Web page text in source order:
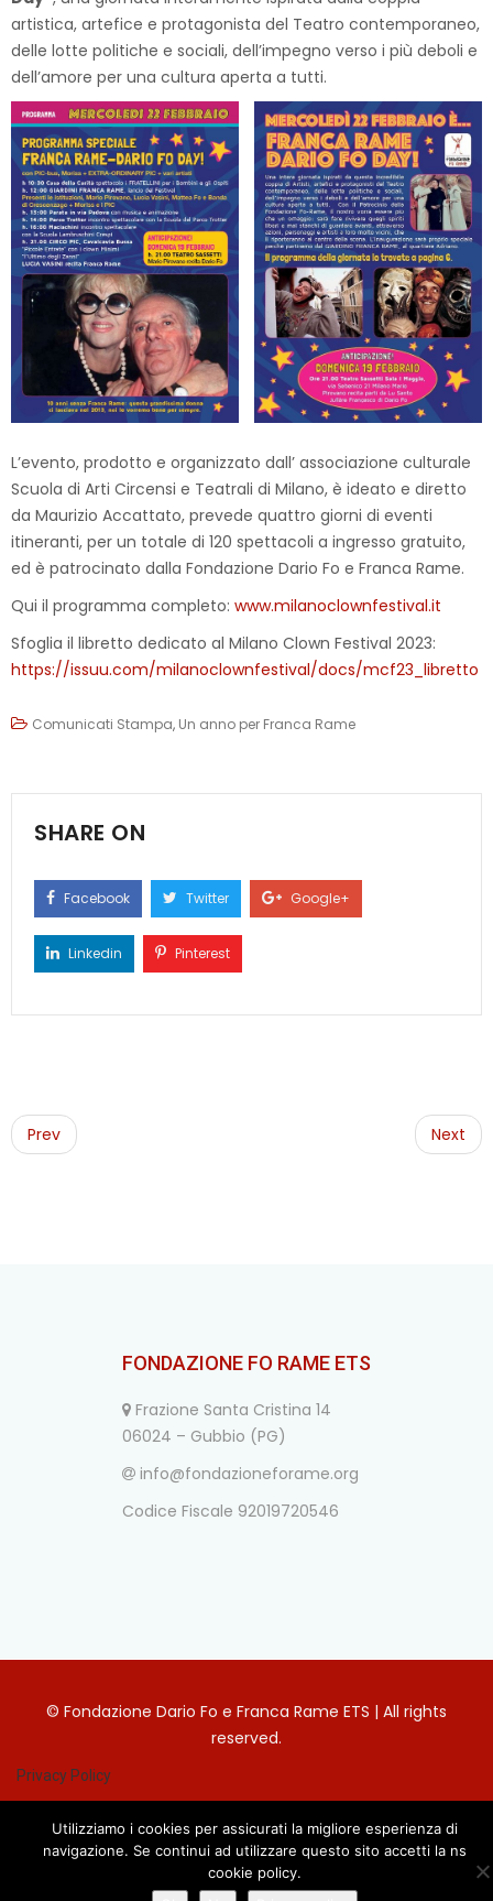
artistica, artefice e protagonista del Teatro contemporaneo,
delle lotte politiche e sociali, dell’impegno verso i più deboli e
dell’amore per una cultura aperta a tutti.
L’evento, prodotto e organizzato dall’ associazione culturale
Scuola di Arti Circensi e Teatrali di Milano, è ideato e diretto
da Maurizio Accattato, prevede quattro giorni di eventi
itineranti, per un totale di 120 spettacoli a ingresso gratuito,
ed è patrocinato dalla Fondazione Dario Fo e Franca Rame.
Qui il programma completo: www.milanoclownfestival.it
Sfoglia il libretto dedicato al Milano Clown Festival 2023:
https://issuu.com/milanoclownfestival/docs/mcf23_libretto
Comunicati Stampa, Un anno per Franca Rame
SHARE ON
Facebook Twitter Google+
Linkedin Pinterest
Post
navigation
Prev Next
FONDAZIONE FO RAME ETS
Frazione Santa Cristina 14
06024 – Gubbio (PG)
info@fondazioneforame.org
Codice Fiscale 92019720546
© Fondazione Dario Fo e Franca Rame ETS | All rights
reserved.
Privacy Policy
Utilizziamo i cookies per assicurati la migliore esperienza di
navigazione. Se continui ad utilizzare questo sito accetti la ns
cookie policy.